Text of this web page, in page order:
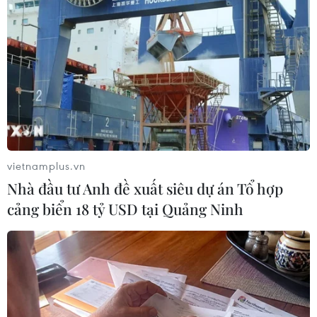
#vàng Rồng Thăng Long
TP. Hà Nội
Tp. Hồ Chí Minh
Theo dõi VietnamPlus
TIN LIÊN QUAN
vietnamplus.vn
Nhà đầu tư Anh đề xuất siêu dự án Tổ hợp
cảng biển 18 tỷ USD tại Quảng Ninh